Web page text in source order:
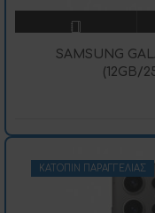
SAMSUNG
(12GB/
ΚΑΤΌΠΙΝ ΠΑΡΑΓΓΕΛΊΑΣ